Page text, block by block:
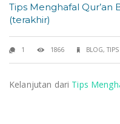
Tips Menghafal Qur’an
(terakhir)
1 1866 BLOG, TIPS
Kelanjutan dari Tips